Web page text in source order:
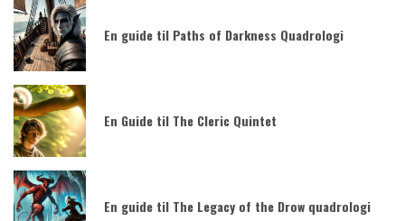
En guide til Paths of Darkness Quadrologi
En Guide til The Cleric Quintet
En guide til The Legacy of the Drow quadrologi